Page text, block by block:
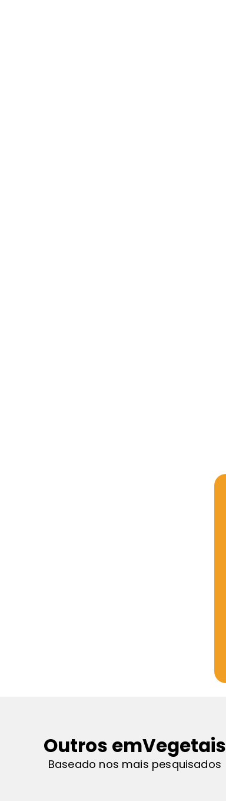
Outros emVegetais
Baseado nos mais pesquisados